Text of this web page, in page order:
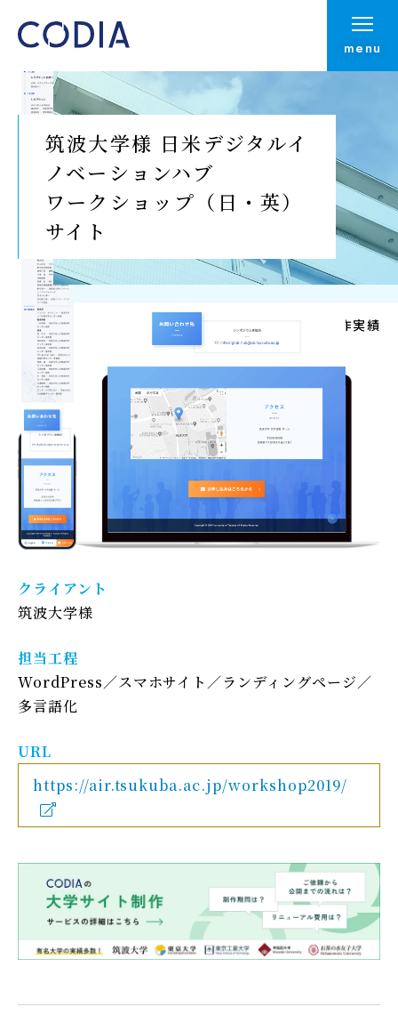
menu
筑波大学様 日米デジタルイ
ノベーションハブ
ワークショップ（日・英）
サイト
Top 制作実績 制作実績
クライアント
筑波大学様
担当工程
WordPress
スマホサイト
ランディングページ
多言語化
URL
https://air.tsukuba.ac.jp/workshop2019/